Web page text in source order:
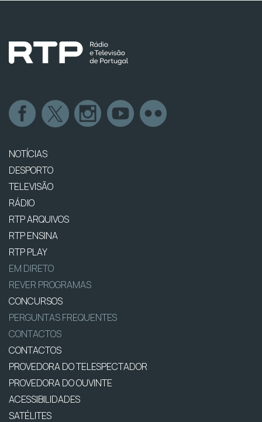
NOTÍCIAS
DESPORTO
TELEVISÃO
RÁDIO
RTP ARQUIVOS
RTP ENSINA
RTP PLAY
EM DIRETO
REVER PROGRAMAS
CONCURSOS
PERGUNTAS FREQUENTES
CONTACTOS
CONTACTOS
PROVEDORA DO TELESPECTADOR
PROVEDORA DO OUVINTE
ACESSIBILIDADES
SATÉLITES